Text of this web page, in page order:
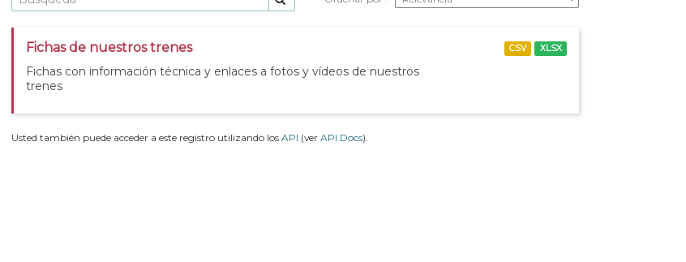
Fichas de nuestros trenes
Fichas con información técnica y enlaces a fotos y vídeos de nuestros
trenes
CSV XLSX
Usted también puede acceder a este registro utilizando los API (ver API Docs).